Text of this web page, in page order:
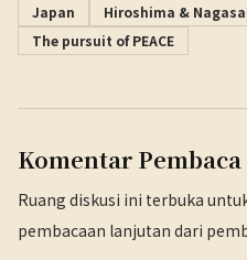
Japan Hiroshima &
The pursuit of PEACE
Komentar Pembaca
Ruang diskusi ini terbuka
pembacaan lanjutan dari